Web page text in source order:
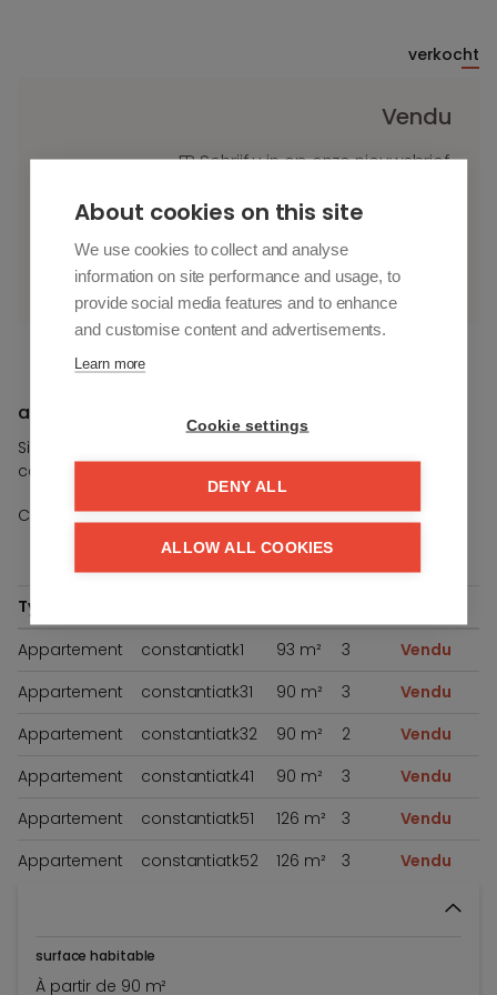
verkocht
Vendu
FR Schrijf u in op onze nieuwsbrief.
hoogte van nieuwe panden.
Inscrivez-vous
a vendre À Knokke
Si vous souhaitez plus d'informations sur cette propriété,
contactez-nous.
Chambres à coucher
-/ +
Type
Appartement
constantiatk1 93 m² 3
Vendu
Appartement
constantiatk31 90 m² 3
Vendu
Appartement
constantiatk32 90 m² 2
Vendu
Appartement
constantiatk41 90 m² 3
Vendu
Appartement
constantiatk51 126 m² 3
Vendu
Appartement
constantiatk52 126 m² 3 Vendu
surface habitable
À partir de 90 m²
About cookies on this site
We use cookies to collect and analyse
information on site performance and usage, to
provide social media features and to enhance
and customise content and advertisements.
Learn more
Cookie settings
DENY ALL
ALLOW ALL COOKIES